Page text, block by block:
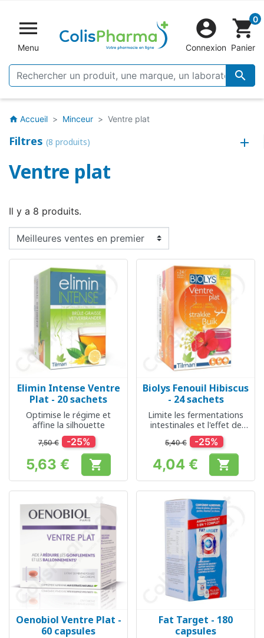

Menu


Connexion
shopping_cart0
Panier
home Accueil Minceur Ventre plat
Filtres (8 produits)
Ventre plat
Il y a 8 produits.
Elimin Intense Ventre
Plat - 20 sachets
Optimise le régime et
affine la silhouette
7,50 € -25%
Prix
5,63 € 
Biolys Fenouil Hibiscus
- 24 sachets
Limite les fermentations
intestinales et l'effet de
ballonnement
5,40 € -25%
Prix
4,04 € 
Oenobiol Ventre Plat -
60 capsules
Fat Target - 180
capsules